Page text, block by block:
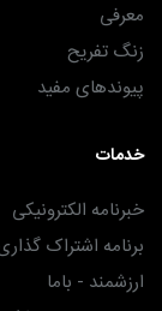
معرفی
زنگ تفریح
پیوندهای مفید
خدمات
خبرنامه الکترونیکی
برنامه اشتراک
ارزشمند - باما